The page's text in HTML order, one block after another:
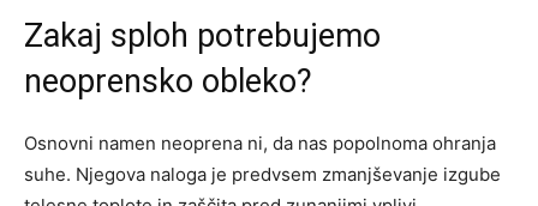
Zakaj sploh potrebujemo
neoprensko obleko?
Osnovni namen neoprena ni, da nas popolnoma ohranja
suhe. Njegova naloga je predvsem zmanjševanje izgube